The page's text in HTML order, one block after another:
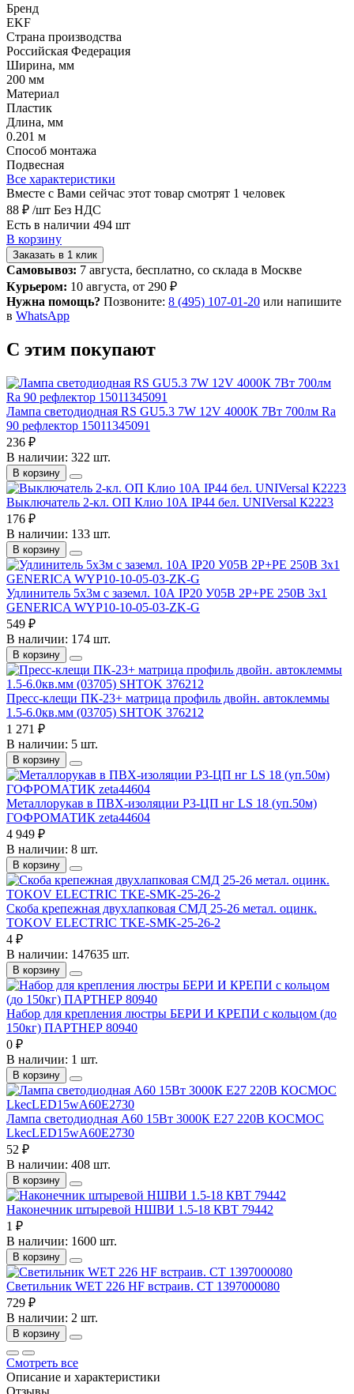
Бренд
EKF
Страна производства
Российская Федерация
Ширина, мм
200 мм
Материал
Пластик
Длина, мм
0.201 м
Способ монтажа
Подвесная
Все характеристики
Вместе с Вами сейчас этот товар смотрят 1 человек
88 ₽ /шт Без НДС
Есть в наличии 494 шт
В корзину
Заказать в 1 клик
Самовывоз: 7 августа, бесплатно, со склада в Москве
Курьером: 10 августа, от 290 ₽
Нужна помощь? Позвоните: 8 (495) 107-01-20 или напишите
в WhatsApp
С этим покупают
Лампа светодиодная RS GU5.3 7W 12V 4000К 7Вт 700лм Ra
90 рефлектор 15011345091
236 ₽
В наличии: 322 шт.
В корзину
Выключатель 2-кл. ОП Клио 10А IP44 бел. UNIVersal К2223
176 ₽
В наличии: 133 шт.
В корзину
Удлинитель 5х3м с заземл. 10А IP20 У05В 2P+PE 250В 3х1
GENERICA WYP10-10-05-03-ZK-G
549 ₽
В наличии: 174 шт.
В корзину
Пресс-клещи ПК-23+ матрица профиль двойн. автоклеммы
1.5-6.0кв.мм (03705) SHTOK 376212
1 271 ₽
В наличии: 5 шт.
В корзину
Металлорукав в ПВХ-изоляции Р3-ЦП нг LS 18 (уп.50м)
ГОФРОМАТИК zeta44604
4 949 ₽
В наличии: 8 шт.
В корзину
Скоба крепежная двухлапковая СМД 25-26 метал. оцинк.
TOKOV ELECTRIC TKE-SMK-25-26-2
4 ₽
В наличии: 147635 шт.
В корзину
Набор для крепления люстры БЕРИ И КРЕПИ с кольцом (до
150кг) ПАРТНЕР 80940
0 ₽
В наличии: 1 шт.
В корзину
Лампа светодиодная A60 15Вт 3000К E27 220В КОСМОС
LkecLED15wA60E2730
52 ₽
В наличии: 408 шт.
В корзину
Наконечник штыревой НШВИ 1.5-18 КВТ 79442
1 ₽
В наличии: 1600 шт.
В корзину
Светильник WET 226 HF встраив. СТ 1397000080
729 ₽
В наличии: 2 шт.
В корзину
Смотреть все
Описание и характеристики
Отзывы